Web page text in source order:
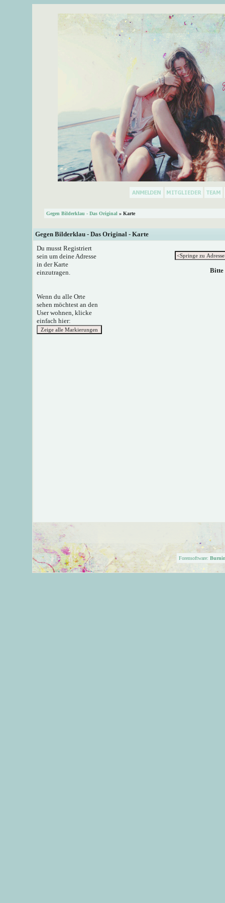
Gegen Bilderklau - Das Original » Karte
Gegen Bilderklau - Das Original - Karte
Du musst Registriert
sein um deine Adresse
in der Karte
einzutragen.
Wenn du alle Orte
sehen möchtest an den
User wohnen, klicke
einfach hier:
Bitte
Forensoftware: